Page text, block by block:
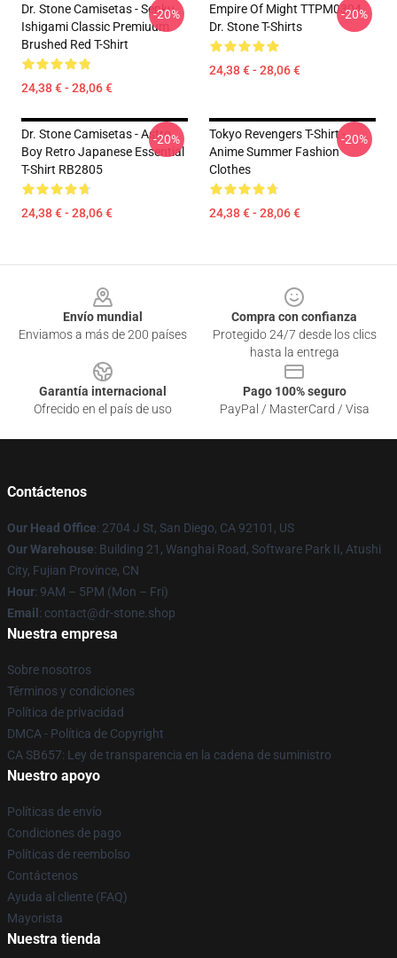
Dr. Stone Camisetas - Senku
Ishigami Classic Premiuum
Brushed Red T-Shirt
24,38 € - 28,06 €
-20%
Empire Of Might TTPM0304
Dr. Stone T-Shirts
24,38 € - 28,06 €
-20%
Dr. Stone Camisetas - Astro
Boy Retro Japanese Essential
T-Shirt RB2805
24,38 € - 28,06 €
-20%
Tokyo Revengers T-Shirt -
Anime Summer Fashion
Clothes
24,38 € - 28,06 €
-20%
Envío mundial
Enviamos a más de 200 países
Compra con confianza
Protegido 24/7 desde los clics
hasta la entrega
Garantía internacional
Ofrecido en el país de uso
Pago 100% seguro
PayPal / MasterCard / Visa
Contáctenos
Our Head Office: 2704 J St, San Diego, CA 92101, US
Our Warehouse: Building 21, Wanghai Road, Software Park II, Atushi
City, Fujian Province, CN
Hour: 9AM – 5PM (Mon – Fri)
Email : contact@dr-stone.shop
Nuestra empresa
Sobre nosotros
Términos y condiciones
Política de privacidad
DMCA - Política de Copyright
CA SB657: Ley de transparencia en la cadena de suministro
Nuestro apoyo
Políticas de envío
Condiciones de pago
Políticas de reembolso
Contáctenos
Ayuda al cliente (FAQ)
Mayorista
Nuestra tienda